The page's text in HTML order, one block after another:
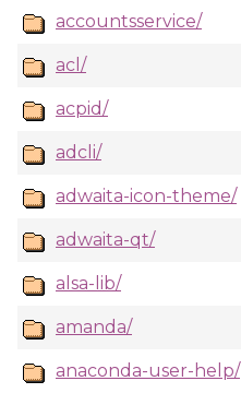
accountsservice/
acl/
acpid/
adcli/
adwaita-icon-theme/
adwaita-qt/
alsa-lib/
amanda/
anaconda-user-help/